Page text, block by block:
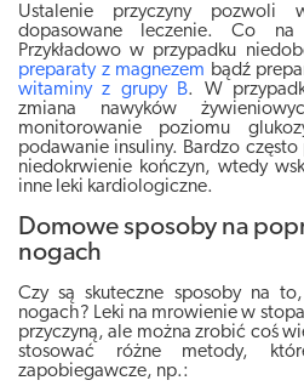
Ustalenie przyczyny pozwoli
dopasowane leczenie. Co na
Przykładowow przypadku
preparaty z magnezem bądź
witaminy z grupy B. W
zmiana nawyków
monitorowanie poziomu
podawanie insuliny. Bardzo
niedokrwienie kończyn, wtedy
inne leki kardiologiczne.
Domowe sposoby na
nogach
Czy są skuteczne sposoby na
nogach? Leki na mrowienie w
przyczyną, ale można zrobić coś
stosować różne metody,
zapobiegawcze, np.: